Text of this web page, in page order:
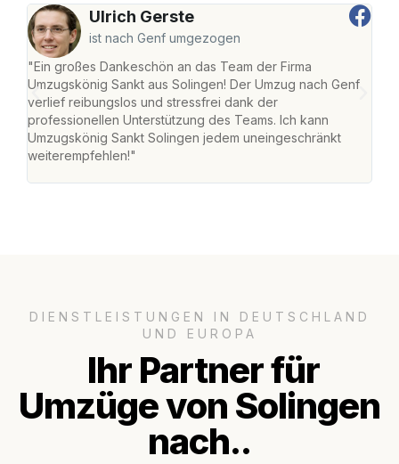
Ulrich Gerste
ist nach Genf umgezogen
"Ein großes Dankeschön an das Team der Firma
Umzugskönig Sankt aus Solingen! Der Umzug nach Genf
verlief reibungslos und stressfrei dank der
professionellen Unterstützung des Teams. Ich kann
Umzugskönig Sankt Solingen jedem uneingeschränkt
weiterempfehlen!"
DIENSTLEISTUNGEN IN DEUTSCHLAND
UND EUROPA
Ihr Partner für
Umzüge von Solingen
nach..